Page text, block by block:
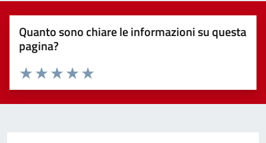
Quanto sono chiare le informazioni su questa
pagina?
Valuta 5 stelle su 5
Valuta 4 stelle su 5
Valuta 3 stelle su 5
Valuta 2 stelle su 5
Valuta 1 stelle su 5